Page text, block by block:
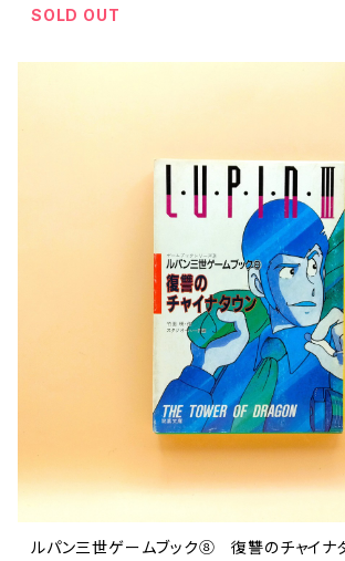
SOLD OUT
ルパン三世ゲームブック⑧ 復讐のチャイナタ